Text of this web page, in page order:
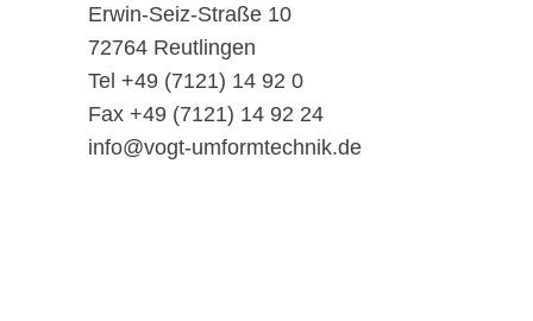
Erwin-Seiz-Straße 10
72764 Reutlingen
Tel +49 (7121) 14 92 0
Fax +49 (7121) 14 92 24
info@vogt-umformtechnik.de